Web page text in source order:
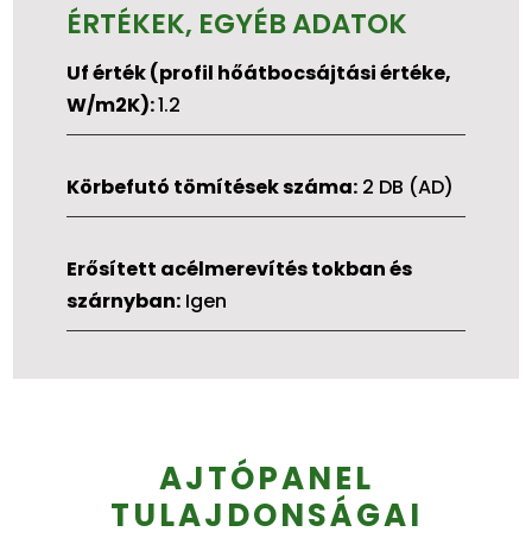
ÉRTÉKEK, EGYÉB ADATOK
Uf érték (profil hőátbocsájtási értéke,
W/m2K):1.2
Körbefutó tömítések száma: 2 DB (AD)
Erősített acélmerevítés tokban és
szárnyban: Igen
AJTÓPANEL
TULAJDONSÁGAI